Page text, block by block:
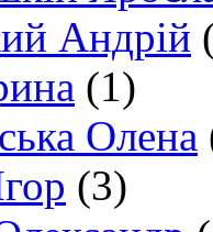
Андрій
(1)
Олена
(3)